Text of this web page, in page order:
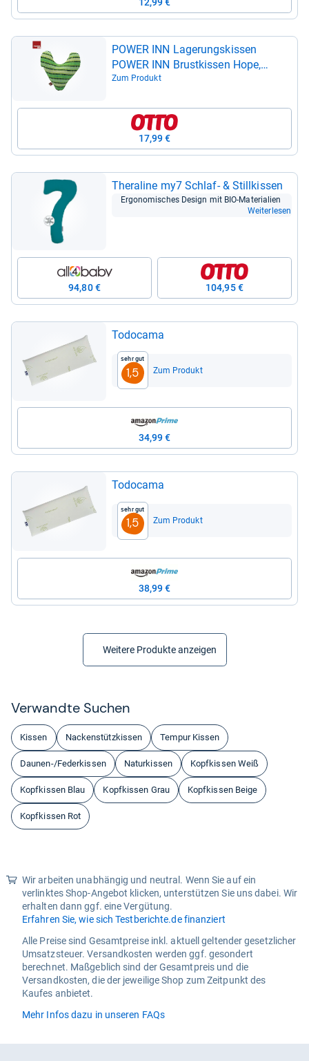
POWER INN Lage­rungs­kis­sen
POWER INN Brust­kis­sen Hope,
Grün/Blau, Stütz­kis­sen nach Masek­
Zum Produkt
17,99 €
Thera­line my7 Schlaf-​ & Still­kis­sen
Ergo­no­mi­sches Design mit BIO-​Mate­ria­lien
Weiterlesen
94,80 € 104,95 €
Todocama
Sehr gut
1,5 Zum Produkt
34,99 €
Todocama
Sehr gut
1,5 Zum Produkt
38,99 €
Weitere Produkte anzeigen
Ver­wandte Suchen
Kissen Nackenstützkissen Tempur Kissen
Daunen-/Federkissen Naturkissen Kopfkissen Weiß
Kopfkissen Blau Kopfkissen Grau Kopfkissen Beige
Kopfkissen Rot
Wir arbeiten unabhängig und neutral. Wenn Sie auf ein
verlinktes Shop-Angebot klicken, unterstützen Sie uns dabei. Wir
erhalten dann ggf. eine Vergütung.
Erfahren Sie, wie sich Testberichte.de finanziert
Alle Preise sind Gesamtpreise inkl. aktuell geltender gesetzlicher
Umsatzsteuer. Versandkosten werden ggf. gesondert
berechnet. Maßgeblich sind der Gesamtpreis und die
Versandkosten, die der jeweilige Shop zum Zeitpunkt des
Kaufes anbietet.
Mehr Infos dazu in unseren FAQs